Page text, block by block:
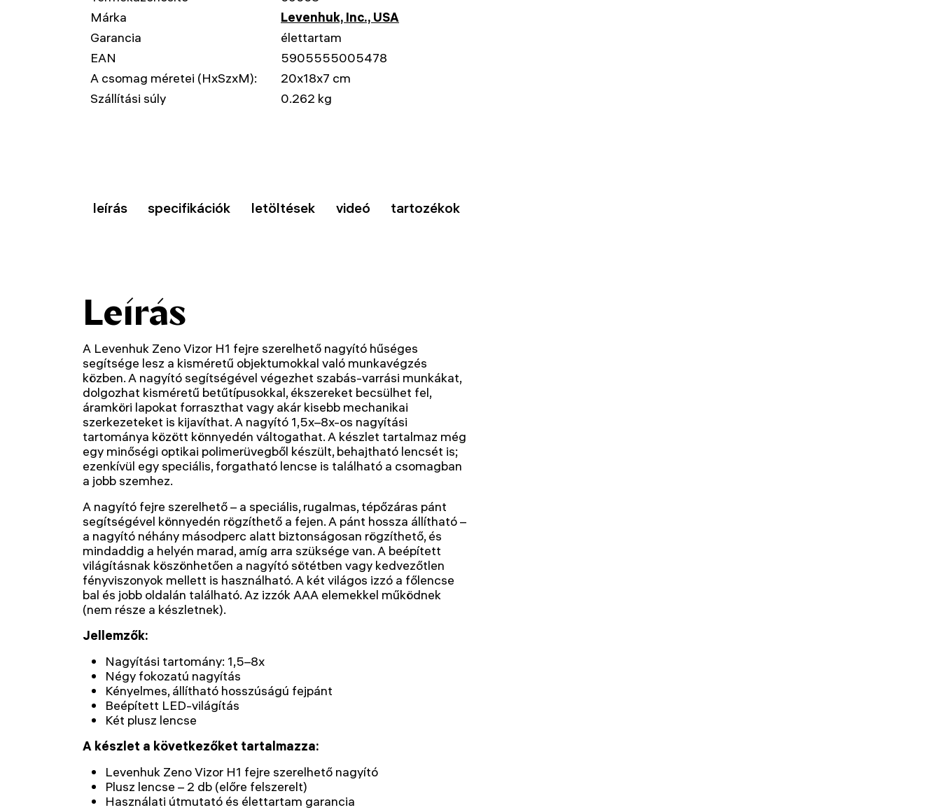
Márka
Levenhuk, Inc., USA
Garancia
élettartam
EAN
5905555005478
A csomag méretei (HxSzxM):
20x18x7 cm
Szállítási súly
0.262 kg
leírás specifikációk letöltések videó tartozékok
Leírás
A Levenhuk Zeno Vizor H1 fejre szerelhető nagyító hűséges
segítsége lesz a kisméretű objektumokkal való munkavégzés
közben. A nagyító segítségével végezhet szabás-varrási munkákat,
dolgozhat kisméretű betűtípusokkal, ékszereket becsülhet fel,
áramköri lapokat forraszthat vagy akár kisebb mechanikai
szerkezeteket is kijavíthat. A nagyító 1,5x–8x-os nagyítási
tartománya között könnyedén váltogathat. A készlet tartalmaz még
egy minőségi optikai polimerüvegből készült, behajtható lencsét is;
ezenkívül egy speciális, forgatható lencse is található a csomagban
a jobb szemhez.
A nagyító fejre szerelhető – a speciális, rugalmas, tépőzáras pánt
segítségével könnyedén rögzíthető a fejen. A pánt hossza állítható –
a nagyító néhány másodperc alatt biztonságosan rögzíthető, és
mindaddig a helyén marad, amíg arra szüksége van. A beépített
világításnak köszönhetően a nagyító sötétben vagy kedvezőtlen
fényviszonyok mellett is használható. A két világos izzó a főlencse
bal és jobb oldalán található. Az izzók AAA elemekkel működnek
(nem része a készletnek).
Jellemzők:
Nagyítási tartomány: 1,5–8x
Négy fokozatú nagyítás
Kényelmes, állítható hosszúságú fejpánt
Beépített LED-világítás
Két plusz lencse
A készlet a következőket tartalmazza:
Levenhuk Zeno Vizor H1 fejre szerelhető nagyító
Plusz lencse – 2 db (előre felszerelt)
Használati útmutató és élettartam garancia